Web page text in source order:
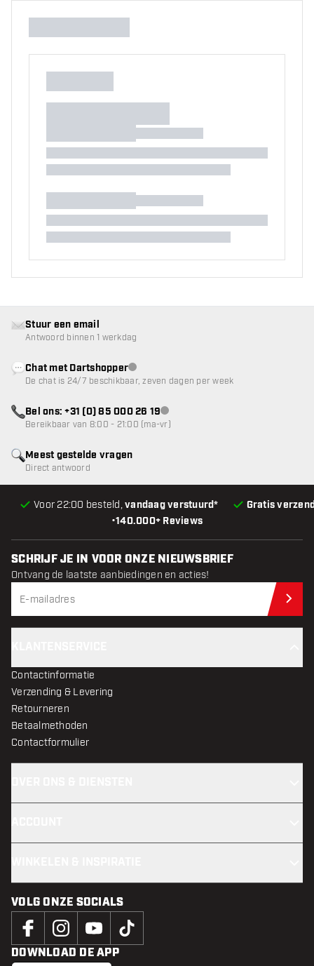
•140.000+ Reviews
Voor 22:00 besteld,vandaag verstuurd* Gratis
Meest gestelde vragen
Direct antwoord
Stuur een email
Antwoord binnen 1 werkdag
Chat met Dartshopperklantenservice niet beschikbaar
De chat is 24/7 beschikbaar, zeven dagen per week
Bel ons: +31 (0) 85 000 26 19klantenservice niet beschikbaar
Bereikbaar van 8:00 - 21:00 (ma-vr)
SCHRIJF JE IN VOOR ONZE NIEUWSBRIEF
Ontvang de laatste aanbiedingen en acties!
Contactinformatie
Verzending & Levering
Retourneren
Betaalmethoden
Contactformulier
VOLG ONZE SOCIALS
DOWNLOAD DE APP